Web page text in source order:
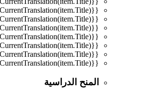
{{mmc.getCurrentTranslation(item.Title)}}
{{mmc.getCurrentTranslation(item.Title)}}
{{mmc.getCurrentTranslation(item.Title)}}
{{mmc.getCurrentTranslation(item.Title)}}
{{mmc.getCurrentTranslation(item.Title)}}
{{mmc.getCurrentTranslation(item.Title)}}
{{mmc.getCurrentTranslation(item.Title)}}
المنح الدراسية